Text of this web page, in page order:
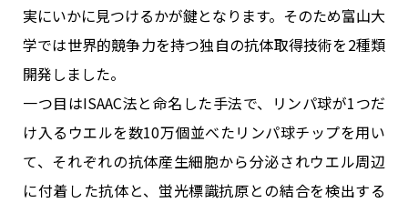
実にいかに見つけるかが鍵となります。そのため富山大
学では世界的競争力を持つ独自の抗体取得技術を2種類
開発しました。
一つ目はISAAC法と命名した手法で、リンパ球が1つだ
け入るウエルを数10万個並べたリンパ球チップを用い
て、それぞれの抗体産生細胞から分泌されウエル周辺
に付着した抗体と、蛍光標識抗原との結合を検出する